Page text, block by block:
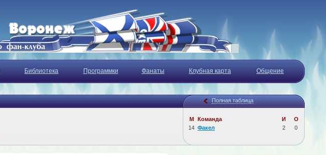
Библиотека Программки Фанаты Клубная карта Общение
Полная таблица
М Команда И
О
14 Факел 2 0